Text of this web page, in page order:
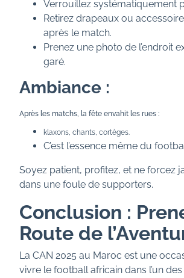
Verrouillez systématiquement
Retirez drapeaux ou
après le match.
Prenez une photo de l’endroit
garé.
Ambiance :
Après les matchs, la fête envahit les rues :
klaxons, chants, cortèges.
C’est l’essence même du
Soyez patient, profitez, et ne forcez
dans une foule de supporters.
Conclusion :
Route de
La CAN 2025 au Maroc est une
vivre le football africain dans l’un